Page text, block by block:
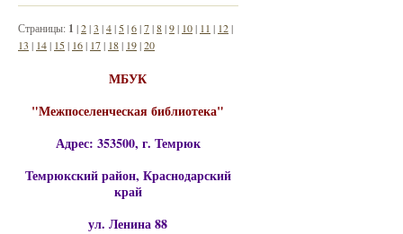
Страницы: 1 |2|3 |4| 5|6|7|8|9| 10| 11 | 12|
13 | 14| 15| 16| 17| 18| 19|20
МБУК
"Межпоселенческая библиотека"
Адрес: 353500, г. Темрюк
Темрюкский район, Краснодарский
край
ул. Ленина 88